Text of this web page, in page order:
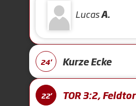
LucasA.
24' Kurze Ecke
22' TOR 3:2, Feldtor